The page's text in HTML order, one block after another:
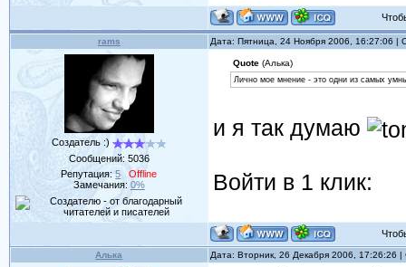
rams Дата: Пятница, 24 Ноября 2006, 16:27:06 |
Создатель :)
Сообщений: 5036
Репутация:5
Offline
Замечания: 0%
Quote(Алька)
Лично мое мнение - это одни из самых
и я так думаю
Войти в 1 клик:
Алька Дата: Вторник, 26 Декабря 2006, 17:26:26